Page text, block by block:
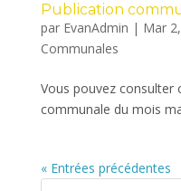
Publication
par EvanAdmin | Mar
Communales
Vous pouvez consulter
communale du mois
« Entrées précédentes